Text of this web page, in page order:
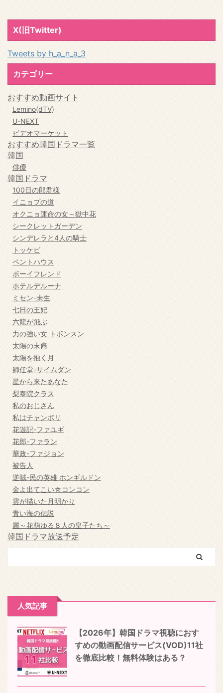
X(旧Twitter)
Tweets by h_a_n_a_3
カテゴリー
おすすめ動画サイト
Lemino(dTV)
U-NEXT
ビデオマーケット
おすすめ韓国ドラマ一覧
韓国
俳優
韓国ドラマ
100日の郎君様
イニョプの道
オクニョ運命の女～獄中花
シークレットガーデン
シンデレラと4人の騎士
トッケビ
ペントハウス
ボーイフレンド
ホテルデルーナ
ミセン-未生
七日の王妃
六龍が飛ぶ
力の強い女 トボンスン
太陽の末裔
太陽を抱く月
師任堂-サイムダン
星から来たあなた
梨泰院クラス
私のおじさん
私はチャンボリ
花遊記-ファユギ
花郎-ファラン
華政-ファジョン
被告人
逆賊-民の英雄 ホンギルドン
金よ出てこい☆コンコン
雲が描いた月明かり
青い海の伝説
麗～花萌ゆる８人の皇子たち～
韓国ドラマ放送予定
人気記事
【2026年】韓国ドラマ視聴におす
すめの動画配信サービス(VOD)11社
を徹底比較！無料体験はある？